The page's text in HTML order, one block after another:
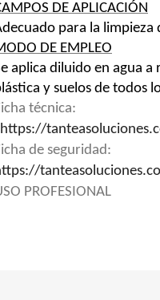
DE APLICACIÓN
para la limpieza
DE EMPLEO
aplica diluido en agua
y suelos de todos
técnica:
https://
de seguridad:
PROFESIONAL